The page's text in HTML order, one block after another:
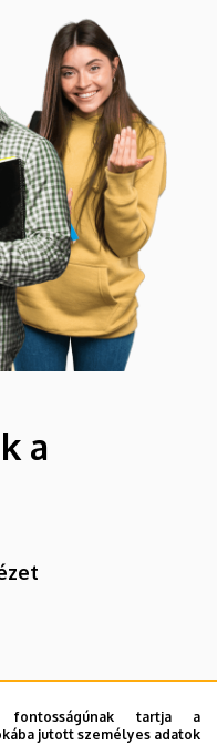
a
labor épület
tartja a
jutott személyes adatok